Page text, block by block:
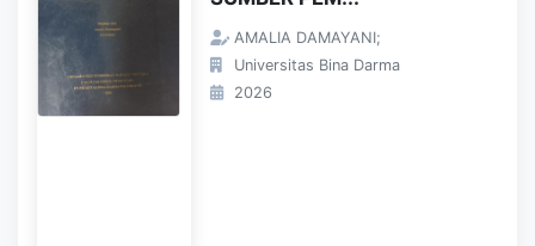
AMALIA DAMAYANI;
Universitas Bina Darma
2026